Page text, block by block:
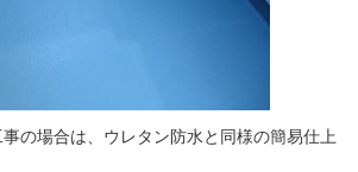
の場合は、ウレタン防水と同様の簡易仕上